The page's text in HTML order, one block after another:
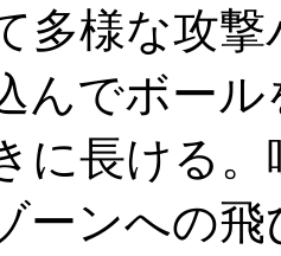
多様な攻
んでボー
に長ける
ーンへの